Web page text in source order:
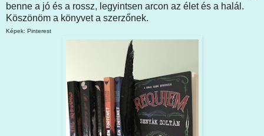
benne a jó és a rossz, legyintsen arcon az élet és a halál.
Köszönöm a könyvet a szerzőnek.
Képek: Pinterest